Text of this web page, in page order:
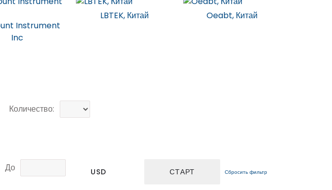
Instrument
Inc
LBTEK, Китай Oeabt, Китай
Количество:
До USD Сбросить фильтр